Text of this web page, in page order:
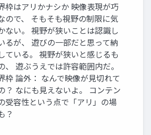
枠はアリかナシか 映像表現が巧
ので、 そもそも視野の制限に気
ない。 視野が狭いことは認識し
るが、 遊びの一部だと思って納
ている。 視野が狭いと感じるも
、 遊ぶうえでは許容範囲内だ。
枠 論外： なんで映像が見切れて
？ なにも見えないよ。 コンテン
受容性という点で「アリ」の場
？